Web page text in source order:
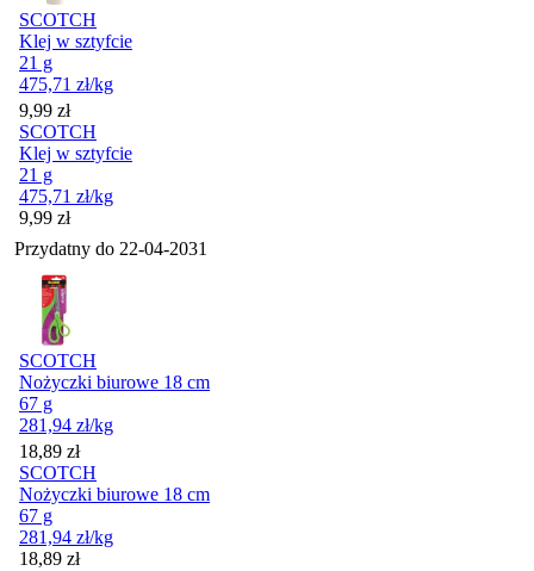
SCOTCH
Klej w sztyfcie
21 g
475,71 zł/kg
Cena
9,99 zł
SCOTCH
Klej w sztyfcie
21 g
475,71 zł/kg
Cena
9,99 zł
Przydatny do 22-04-2031
SCOTCH
Nożyczki biurowe 18 cm
67 g
281,94 zł/kg
Cena
18,89 zł
SCOTCH
Nożyczki biurowe 18 cm
67 g
281,94 zł/kg
Cena
18,89 zł